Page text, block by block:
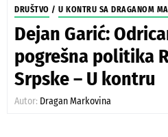
DRUŠTVO / U KONTRU SA DRAGANOM
Dejan Garić:
pogrešna politika
Srpske – U kontru
Autor: Dragan Markovina